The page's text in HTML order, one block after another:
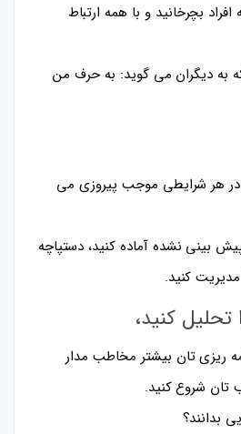
بچرخانید و با همه ارتباط
به دیگران می گوید: به حرف من
در هر شرایطی موجب پیروزی می
بینی نشده آماده کنید، دستپاچه
کنید.
کنید،
ریزی تان بیشتر مخاطب مدار
تان شروع کنید.
بدانند؟